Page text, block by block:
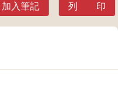
加入筆記 列 印